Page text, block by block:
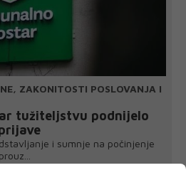
ZAKONITOSTI POSLOVANJA I
tužiteljstvu podnijelo
i sumnje na počinjenje